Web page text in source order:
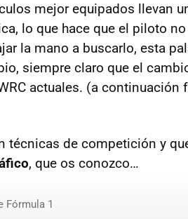
mejor equipados llevan
lo que hace que el piloto
la mano a buscarlo, esta
siempre claro que el
actuales. (a
técnicas de competición y
, que os conozco…
Fórmula 1